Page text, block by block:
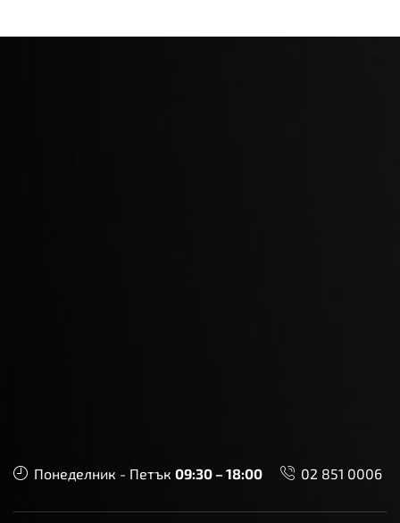
Понеделник - Петък 09:30 – 18:00 02 851 0006